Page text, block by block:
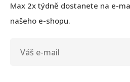
Max 2x týdně dostanete na e-
našeho e-shopu.